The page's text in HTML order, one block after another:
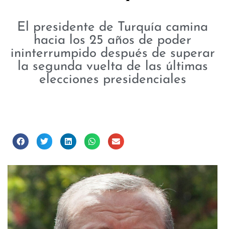
El presidente de Turquía camina
hacia los 25 años de poder
ininterrumpido después de superar
la segunda vuelta de las últimas
elecciones presidenciales